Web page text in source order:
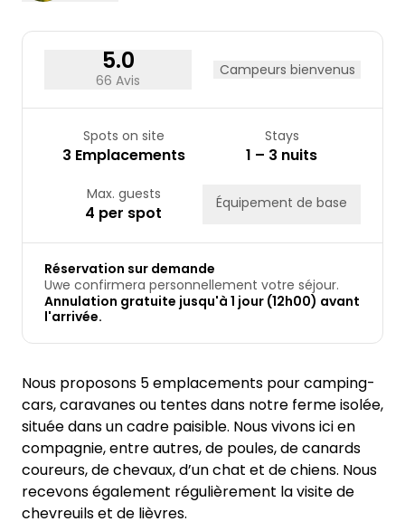
5.0
66 Avis
Campeurs bienvenus
Spots on site
3 Emplacements
Stays
1 – 3 nuits
Max. guests
4 per spot Équipement de base
Réservation sur demande
Uwe confirmera personnellement votre séjour.
Annulation gratuite jusqu'à 1 jour (12h00) avant
l'arrivée.
Nous proposons 5 emplacements pour camping-
cars, caravanes ou tentes dans notre ferme isolée,
située dans un cadre paisible. Nous vivons ici en
compagnie, entre autres, de poules, de canards
coureurs, de chevaux, d’un chat et de chiens. Nous
recevons également régulièrement la visite de
chevreuils et de lièvres.